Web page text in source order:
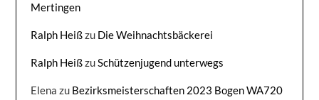
Mertingen
Ralph Heißzu Die Weihnachtsbäckerei
Ralph HeißzuSchützenjugend unterwegs
Elena zu Bezirksmeisterschaften 2023 Bogen WA720